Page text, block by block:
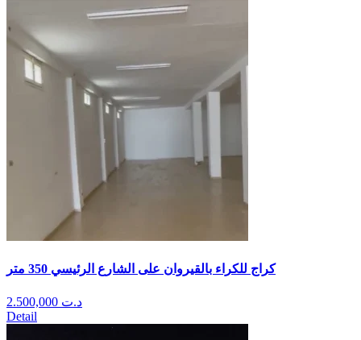
كراج للكراء بالقيروان على الشارع الرئيسي 350 متر
د.ت
Detail